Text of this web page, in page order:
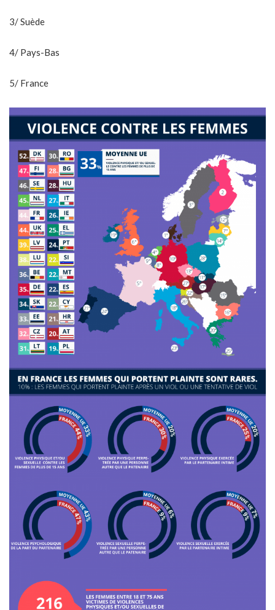
3/ Suède
4/ Pays-Bas
5/ France